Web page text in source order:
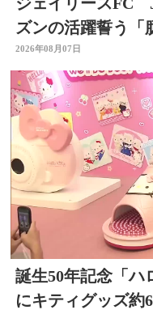
ズンの活躍誓う「
ジする」大分
2026年08月07日
誕生50年記念「ハ
にキティグッズ